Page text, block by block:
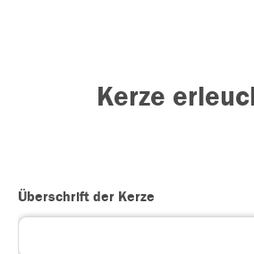
Kerze
Überschrift der Kerze